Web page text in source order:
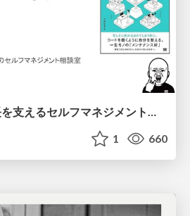
サステナブルな成長を支えるセルフマネジメントの技術/Self Management skill for growth
1 660